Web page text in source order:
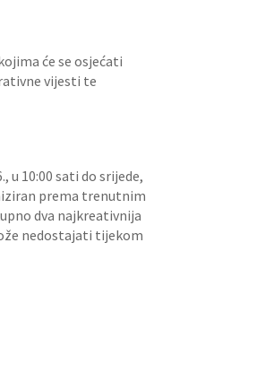
će se osjećati
vijesti te
u 10:00 sati do srijede,
prema trenutnim
dva najkreativnija
nedostajati tijekom